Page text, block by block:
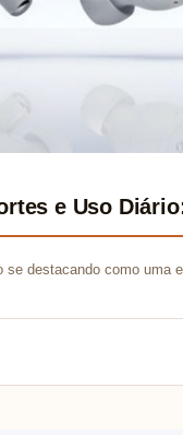
e Uso
destacando como uma